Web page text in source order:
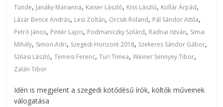
Tünde, Janáky Marianna, Kaiser László, Kiss László, Kollár Árpád,
Lázár Bence András, Lesi Zoltán, Orcsik Roland, Pál Sándor Attila,
Petró János, Pintér Lajos, Podmaniczky Szilárd, Radnai István, Simai
Mihály, Simon Adri, Szegedi Horizont 2018, Szekeres Sándor Gábor,
Szilasi László,Temesi Ferenc,Turi Tímea,Weiner Sennyey Tibor,
Zalán Tibor
Idén is megjelent a szegedi kötődésű írók, költők műveinek
válogatása